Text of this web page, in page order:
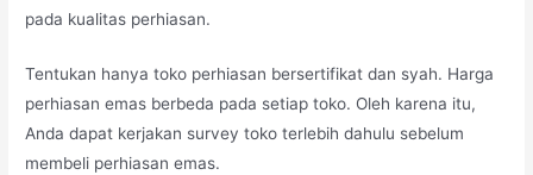
pada kualitas perhiasan.
Tentukan hanya toko perhiasan bersertifikat dan syah. Harga
perhiasan emas berbeda pada setiap toko. Oleh karena itu,
Anda dapat kerjakan survey toko terlebih dahulu sebelum
membeli perhiasan emas.